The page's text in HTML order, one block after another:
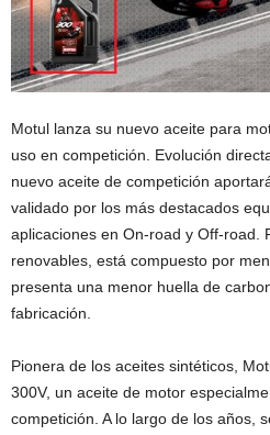
Motul lanza su nuevo aceite para
uso en competición. Evolución
nuevo aceite de competición
validado por los más destacados
aplicaciones en On-road y Off-road.
renovables, está compuesto por
presenta una menor huella de
fabricación.
Pionera de los aceites sintéticos,
300V, un aceite de motor
competición. A lo largo de los años,